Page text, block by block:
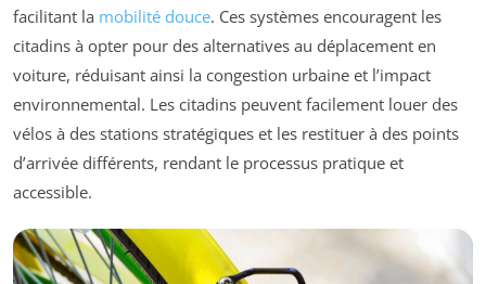
facilitant la mobilité douce. Ces systèmes encouragent les
citadins à opter pour des alternatives au déplacement en
voiture, réduisant ainsi la congestion urbaine et l’impact
environnemental. Les citadins peuvent facilement louer des
vélos à des stations stratégiques et les restituer à des points
d’arrivée différents, rendant le processus pratique et
accessible.